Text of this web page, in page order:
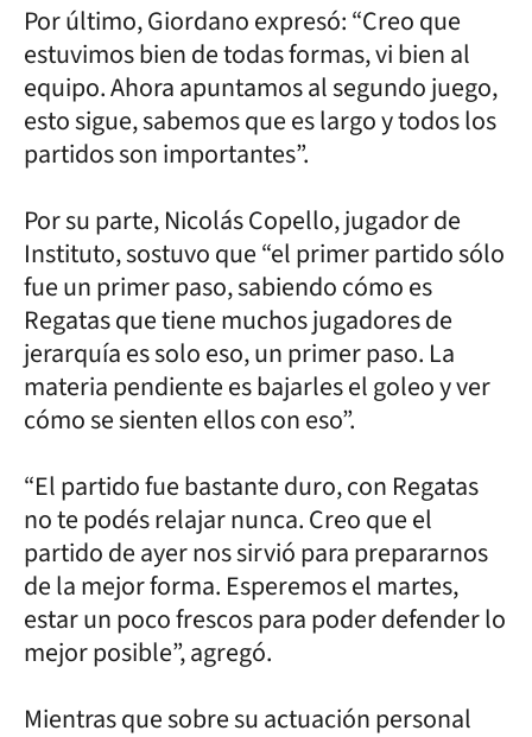
Por último, Giordano expresó: “Creo que
estuvimos bien de todas formas, vi bien al
equipo. Ahora apuntamos al segundo juego,
esto sigue, sabemos que es largo y todos los
partidos son importantes”.
Por su parte, Nicolás Copello, jugador de
Instituto, sostuvo que “el primer partido sólo
fue un primer paso, sabiendo cómo es
Regatas que tiene muchos jugadores de
jerarquía es solo eso, un primer paso. La
materia pendiente es bajarles el goleo y ver
cómo se sienten ellos con eso”.
“El partido fue bastante duro, con Regatas
no te podés relajar nunca. Creo que el
partido de ayer nos sirvió para prepararnos
de la mejor forma. Esperemos el martes,
estar un poco frescos para poder defender lo
mejor posible”, agregó.
Mientras que sobre su actuación personal